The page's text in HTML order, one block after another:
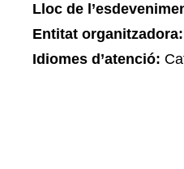
Lloc de
Entitat organitzadora:
Idiomes d’atenció: